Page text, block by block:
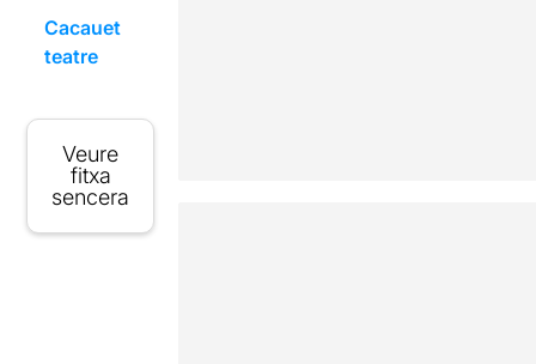
Cacauet
teatre
Veure
fitxa
sencera